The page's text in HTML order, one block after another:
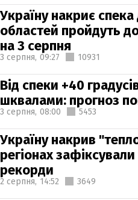
Україну накриє
областей пройдуть
на 3 серпня
3 серпня, 09:27 10931
Від спеки +40
шквалами: прогноз
3 серпня, 08:00 5453
Україну накрив
регіонах
рекорди
2 серпня, 14:52 3649